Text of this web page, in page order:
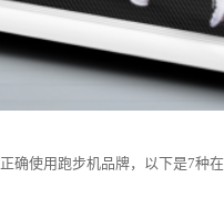
确使用跑步机品牌，以下是7种